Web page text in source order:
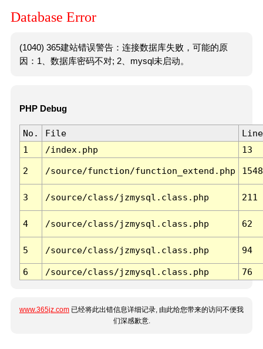
Database Error
(1040) 365建站错误警告：连接数据库失败，可能的原
因：1、数据库密码不对; 2、mysql未启动。
PHP Debug
No. File
Line
1
/index.php 13
2 /source/function/function_extend.php 1548
3 /source/class/jzmysql.class.php 211
4 /source/class/jzmysql.class.php 62
5 /source/class/jzmysql.class.php 94
6 /source/class/jzmysql.class.php 76
www.365jz.com 已经将此出错信息详细记录, 由此给您带来的访问不便我
们深感歉意.